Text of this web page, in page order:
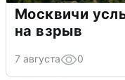
Москвичи
на взрыв
7 августа 0